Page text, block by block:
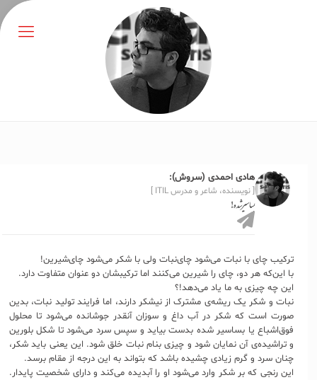
هادی احمدی (سروش):
[ نویسنده، شاعر و مدرس ITIL ]
بساسیرشده!
ترکیب چای با نبات می‌شود چای‌نبات ولی با شکر می‌شود چای‌شیرین!
با این‌که هر دو، چای را شیرین می‌کنند اما ترکیبشان دو عنوان متفاوت دارد.
این چه چیزی به ما یاد می‌دهد!؟
نبات و شکر یک ریشه‌ی مشترک از نیشکر دارند، اما فرایند تولید نبات، بدین
صورت است که شکر در آب داغ و سوزان آنقدر جوشانده می‌شود تا محلول
فوق‌اشباع یا بساسیر شده بدست بیاید و سپس سرد می‌شود تا شکل بلورین
و تراشیده‌ی آن نمایان شود و چیزی بنام نبات خلق شود. این یعنی باید شکر،
چنان سرد و گرم زیادی چشیده باشد که بتواند به این درجه از مقام برسد.
این رنجی که بر شکر وارد می‌شود او را آبدیده می‌کند و دارای شخصیت پایدار.